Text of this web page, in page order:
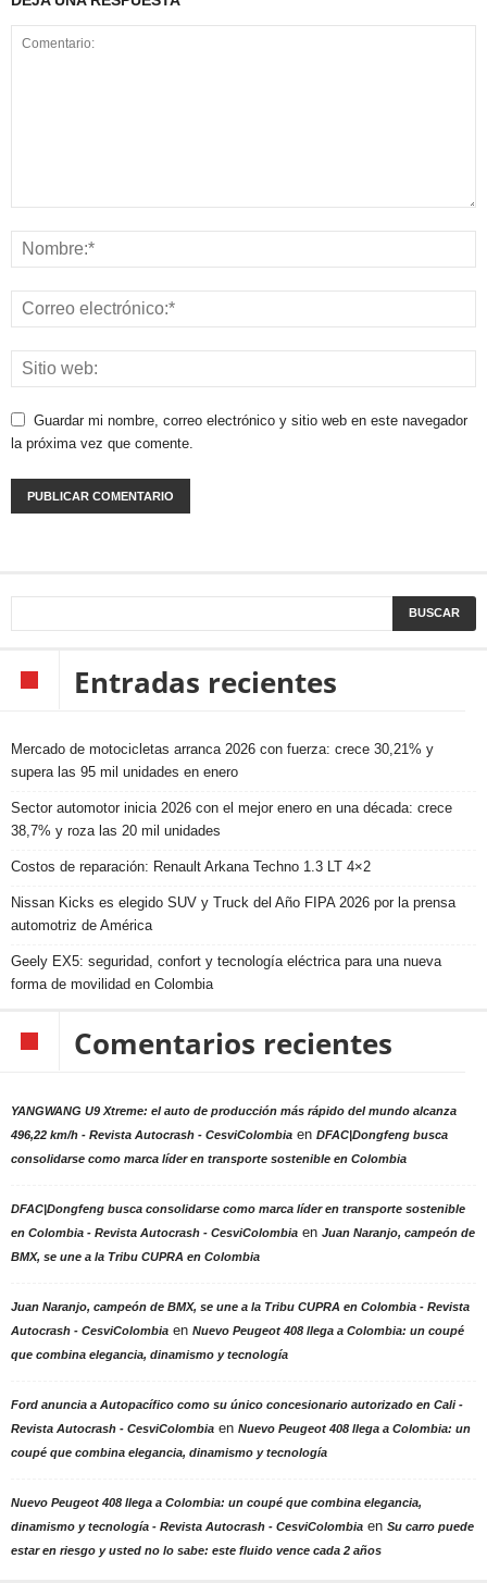
Guardar mi nombre, correo electrónico y sitio web en este navegador
la próxima vez que comente.
Entradas recientes
Mercado de motocicletas arranca 2026 con fuerza: crece 30,21% y
supera las 95 mil unidades en enero
Sector automotor inicia 2026 con el mejor enero en una década: crece
38,7% y roza las 20 mil unidades
Costos de reparación: Renault Arkana Techno 1.3 LT 4×2
Nissan Kicks es elegido SUV y Truck del Año FIPA 2026 por la prensa
automotriz de América
Geely EX5: seguridad, confort y tecnología eléctrica para una nueva
forma de movilidad en Colombia
Comentarios recientes
YANGWANG U9 Xtreme: el auto de producción más rápido del mundo alcanza
496,22 km/h - Revista Autocrash - CesviColombia en DFAC|Dongfeng busca
consolidarse como marca líder en transporte sostenible en Colombia
DFAC|Dongfeng busca consolidarse como marca líder en transporte sostenible
en Colombia - Revista Autocrash - CesviColombia en Juan Naranjo, campeón de
BMX, se une a la Tribu CUPRA en Colombia
Juan Naranjo, campeón de BMX, se une a la Tribu CUPRA en Colombia - Revista
Autocrash - CesviColombia en Nuevo Peugeot 408 llega a Colombia: un coupé
que combina elegancia, dinamismo y tecnología
Ford anuncia a Autopacífico como su único concesionario autorizado en Cali -
Revista Autocrash - CesviColombia en Nuevo Peugeot 408 llega a Colombia: un
coupé que combina elegancia, dinamismo y tecnología
Nuevo Peugeot 408 llega a Colombia: un coupé que combina elegancia,
dinamismo y tecnología - Revista Autocrash - CesviColombia en Su carro puede
estar en riesgo y usted no lo sabe: este fluido vence cada 2 años